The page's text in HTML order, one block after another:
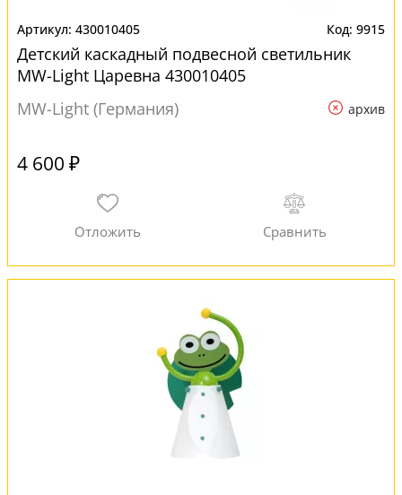
430010405 9915
Детский каскадный подвесной светильник
MW-Light Царевна 430010405
MW-Light (Германия)
архив
4 600 ₽